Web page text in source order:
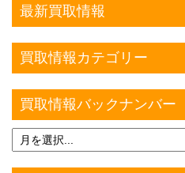
最新買取情報
買取情報カテゴリー
買取情報バックナンバー